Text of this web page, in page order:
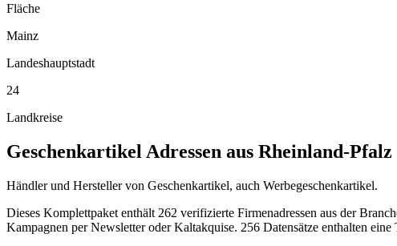
Fläche
Mainz
Landeshauptstadt
24
Landkreise
Geschenkartikel Adressen aus Rheinland-Pfalz
Händler und Hersteller von Geschenkartikel, auch Werbegeschenkartikel.
Dieses Komplettpaket enthält 262 verifizierte Firmenadressen aus der
Kampagnen per Newsletter oder Kaltakquise. 256 Datensätze enthalten